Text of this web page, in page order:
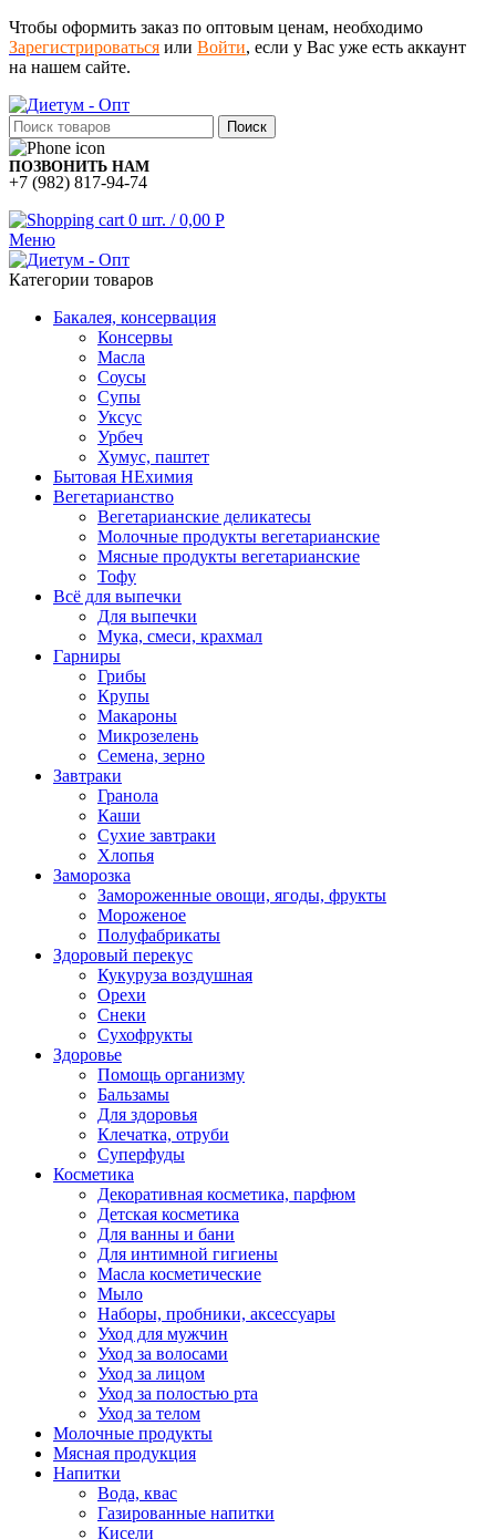
Чтобы оформить заказ по оптовым ценам, необходимо
Зарегистрироваться или Войти, если у Вас уже есть аккаунт
на нашем сайте.
Поиск
ПОЗВОНИТЬ НАМ
+7 (982) 817-94-74
0 шт. / 0,00 Р
Меню
Категории товаров
Бакалея, консервация
Консервы
Масла
Соусы
Супы
Уксус
Урбеч
Хумус, паштет
Бытовая НЕхимия
Вегетарианство
Вегетарианские деликатесы
Молочные продукты вегетарианские
Мясные продукты вегетарианские
Тофу
Всё для выпечки
Для выпечки
Мука, смеси, крахмал
Гарниры
Грибы
Крупы
Макароны
Микрозелень
Семена, зерно
Завтраки
Гранола
Каши
Сухие завтраки
Хлопья
Заморозка
Замороженные овощи, ягоды, фрукты
Мороженое
Полуфабрикаты
Здоровый перекус
Кукуруза воздушная
Орехи
Снеки
Сухофрукты
Здоровье
Помощь организму
Бальзамы
Для здоровья
Клечатка, отруби
Суперфуды
Косметика
Декоративная косметика, парфюм
Детская косметика
Для ванны и бани
Для интимной гигиены
Масла косметические
Мыло
Наборы, пробники, аксессуары
Уход для мужчин
Уход за волосами
Уход за лицом
Уход за полостью рта
Уход за телом
Молочные продукты
Мясная продукция
Напитки
Вода, квас
Газированные напитки
Кисели